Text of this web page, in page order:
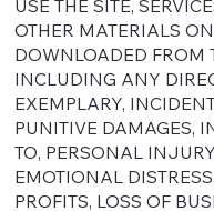
USE THE SITE,
OTHER MATERIALS
DOWNLOADED FROM
INCLUDING ANY
EXEMPLARY,
PUNITIVE DAMAGES,
TO, PERSONAL
EMOTIONAL
PROFITS, LOSS OF